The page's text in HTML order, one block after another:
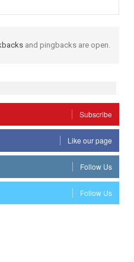
and pingbacks are open.
Subscribe
Like our page
Follow Us
Follow Us